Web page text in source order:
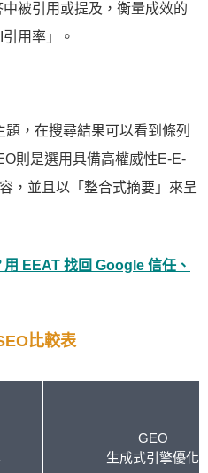
被引用或提及，衡量成效的
用率」。
，在搜尋結果可以看到條列
則是選用具備高權威性E-E-
，並且以「整合式摘要」來呈
用 EEAT 找回 Google 信任、
比較表
GEO
生成式引擎優化